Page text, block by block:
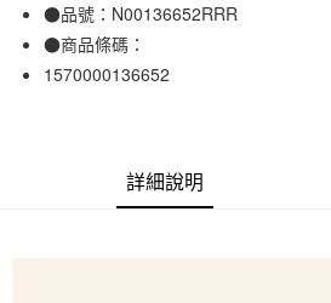
臺灣中小企業銀行
匯豐（台灣）商業銀行
聯邦商業銀行
台灣樂天信用卡公司
Apple Pay
街口支付
全家取貨付款
●品號：N00136652RRR
●商品條碼：
1570000136652
詳細說明